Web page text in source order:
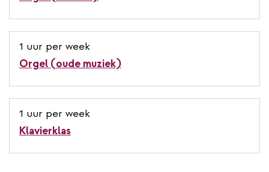
1 uur per week
Orgel (oude muziek)
1 uur per week
Klavierklas